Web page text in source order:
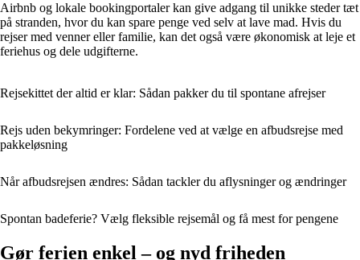
Airbnb og lokale bookingportaler kan give adgang til unikke steder tæt
på stranden, hvor du kan spare penge ved selv at lave mad. Hvis du
rejser med venner eller familie, kan det også være økonomisk at leje et
feriehus og dele udgifterne.
Rejsekittet der altid er klar: Sådan pakker du til spontane afrejser
Rejs uden bekymringer: Fordelene ved at vælge en afbudsrejse med
pakkeløsning
Når afbudsrejsen ændres: Sådan tackler du aflysninger og ændringer
Spontan badeferie? Vælg fleksible rejsemål og få mest for pengene
Gør ferien enkel – og nyd friheden